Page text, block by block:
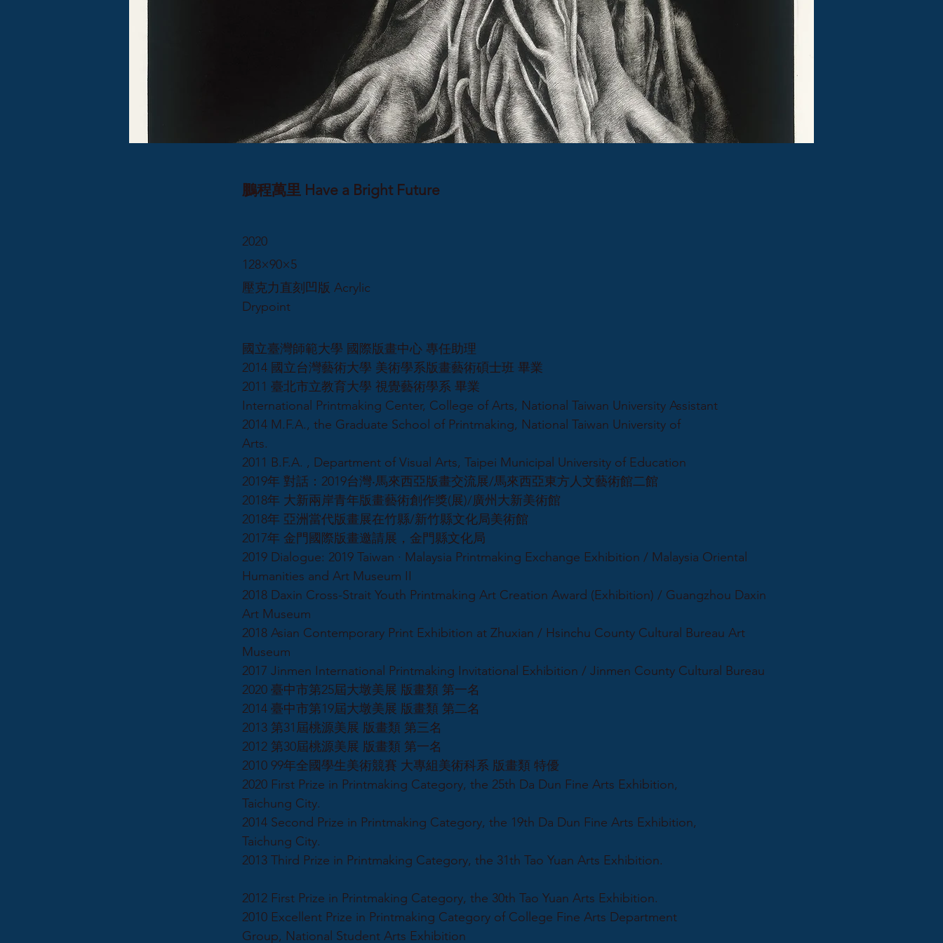
鵬程萬里 Have a Bright Future
2020
128×90×5
壓克力直刻凹版 Acrylic
Drypoint
國立臺灣師範大學 國際版畫中心 專任助理
2014 國立台灣藝術大學 美術學系版畫藝術碩士班 畢業
2011 臺北市立教育大學 視覺藝術學系 畢業
International Printmaking Center, College of Arts, National Taiwan University Assistant
2014 M.F.A., the Graduate School of Printmaking, National Taiwan University of
Arts.
2011 B.F.A. , Department of Visual Arts, Taipei Municipal University of Education
2019年 對話：2019台灣‧馬來西亞版畫交流展/馬來西亞東方人文藝術館二館
2018年 大新兩岸青年版畫藝術創作獎(展)/廣州大新美術館
2018年 亞洲當代版畫展在竹縣/新竹縣文化局美術館
2017年 金門國際版畫邀請展，金門縣文化局
2019 Dialogue: 2019 Taiwan · Malaysia Printmaking Exchange Exhibition / Malaysia Oriental
Humanities and Art Museum II
2018 Daxin Cross-Strait Youth Printmaking Art Creation Award (Exhibition) / Guangzhou Daxin
Art Museum
2018 Asian Contemporary Print Exhibition at Zhuxian / Hsinchu County Cultural Bureau Art
Museum
2017 Jinmen International Printmaking Invitational Exhibition / Jinmen County Cultural Bureau
2020 臺中市第25屆大墩美展 版畫類 第一名
2014 臺中市第19屆大墩美展 版畫類 第二名
2013 第31屆桃源美展 版畫類 第三名
2012 第30屆桃源美展 版畫類 第一名
2010 99年全國學生美術競賽 大專組美術科系 版畫類 特優
2020 First Prize in Printmaking Category, the 25th Da Dun Fine Arts Exhibition,
Taichung City.
2014 Second Prize in Printmaking Category, the 19th Da Dun Fine Arts Exhibition,
Taichung City.
2013 Third Prize in Printmaking Category, the 31th Tao Yuan Arts Exhibition.
2012 First Prize in Printmaking Category, the 30th Tao Yuan Arts Exhibition.
2010 Excellent Prize in Printmaking Category of College Fine Arts Department
Group, National Student Arts Exhibition